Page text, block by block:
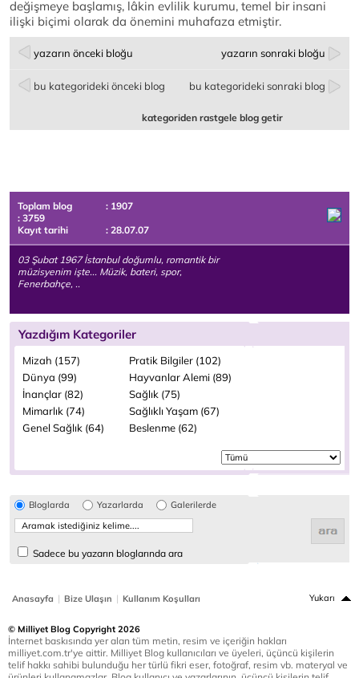
değişmeye başlamış, lâkin evlilik kurumu, temel bir insani
ilişki biçimi olarak da önemini muhafaza etmiştir.
yazarın önceki bloğu yazarın sonraki bloğu
bu kategorideki önceki blog bu kategorideki sonraki blog
kategoriden rastgele blog getir
Toplam blog
: 1907
: 3759
Kayıt tarihi
: 28.07.07
03 Şubat 1967 İstanbul doğumlu, romantik bir
müzisyenim işte... Müzik, bateri, spor,
Fenerbahçe, ..
Yazdığım Kategoriler
Mizah (157)
Pratik Bilgiler (102)
Dünya (99)
Hayvanlar Alemi (89)
İnançlar (82)
Sağlık (75)
Mimarlık (74)
Sağlıklı Yaşam (67)
Genel Sağlık (64)
Beslenme (62)
Bloglarda Yazarlarda Galerilerde
Sadece bu yazarın bloglarında ara
Anasayfa | Bize Ulaşın | Kullanım Koşulları Yukarı
© Milliyet Blog Copyright 2026
İnternet baskısında yer alan tüm metin, resim ve içeriğin hakları
milliyet.com.tr'ye aittir. Milliyet Blog kullanıcıları ve üyeleri, üçüncü kişilerin
telif hakkı sahibi bulunduğu her türlü fikri eser, fotoğraf, resim vb. materyal ve